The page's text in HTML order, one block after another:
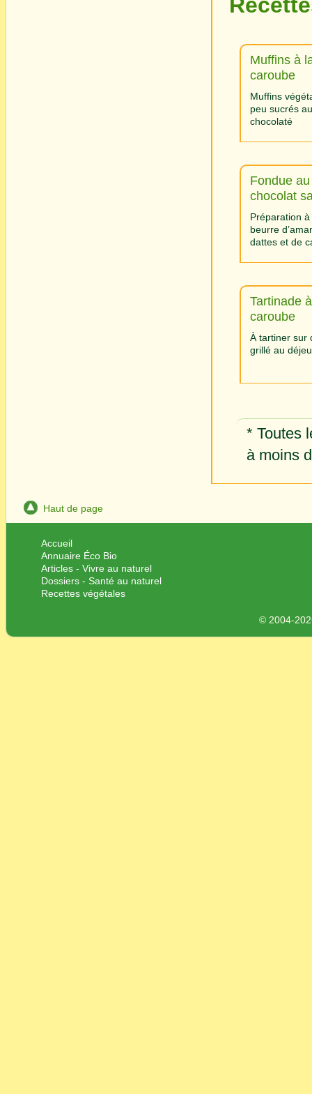
Muffins à
caroube
Muffins
peu sucrés
chocolaté
Fondue au
chocolat
Préparation
beurre
dattes et de
Tartinade
caroube
À tartiner sur
grillé au
* Toutes
à moins
Haut de page
Accueil
Annuaire Éco Bio
Articles - Vivre au naturel
Dossiers - Santé au naturel
Recettes végétales
© 2004-